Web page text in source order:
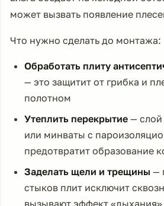
может вызвать появление
Что нужно сделать до монтажа:
Обработать плиту
— это защитит от грибка и
полотном
Утеплить перекрытие — слой
или минваты с
предотвратит образование
Заделать щели и трещины —
стыков плит исключит
вызывают эффект «дыхания»